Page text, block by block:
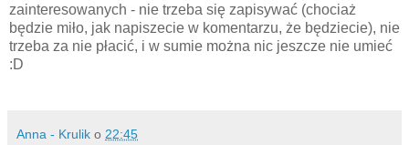
zainteresowanych - nie trzeba się zapisywać (chociaż
będzie miło, jak napiszecie w komentarzu, że będziecie), nie
trzeba za nie płacić, i w sumie można nic jeszcze nie umieć
:D
Anna - Krulik o 22:45